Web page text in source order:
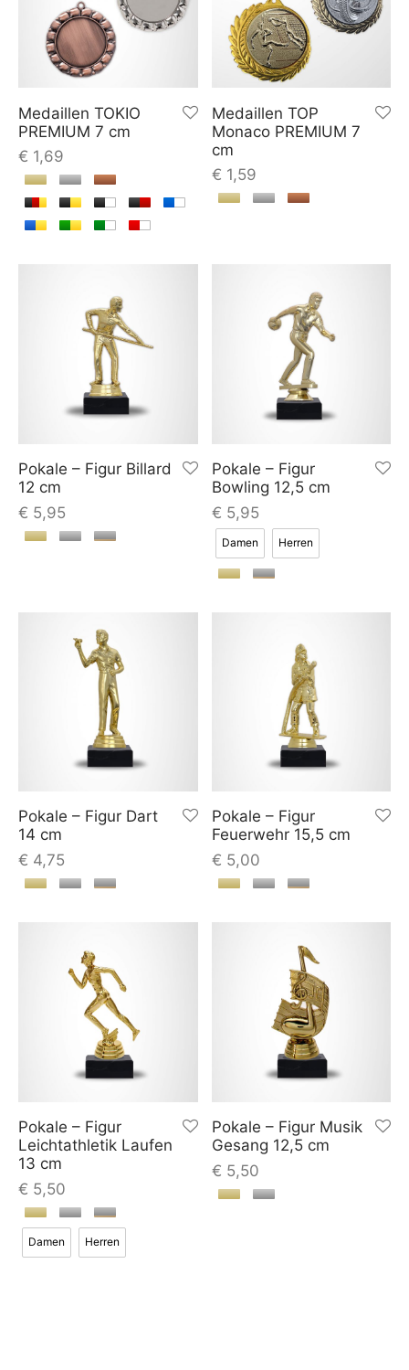
Medaillen TOKIO
PREMIUM 7 cm
€ 1,69
Medaillen TOP
Monaco PREMIUM 7
cm
€ 1,59
Pokale – Figur Billard
12 cm
€ 5,95
Pokale – Figur
Bowling 12,5 cm
€ 5,95
Damen Herren
Pokale – Figur Dart
14 cm
€ 4,75
Pokale – Figur
Feuerwehr 15,5 cm
€ 5,00
Pokale – Figur
Leichtathletik Laufen
13 cm
€ 5,50
Damen Herren
Pokale – Figur Musik
Gesang 12,5 cm
€ 5,50